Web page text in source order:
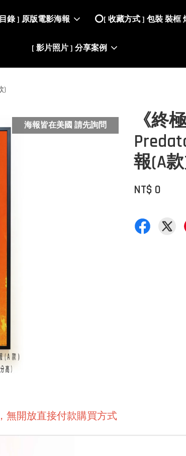
錄 ] 原版電影海報 ⭕️[ 收藏方式 ] 包裝 裝框
[ 影片照片 ] 分享案例
)
海報皆在美國 請先詢問
《終
報(A
NT$ 0
無開放直接付款購買方式